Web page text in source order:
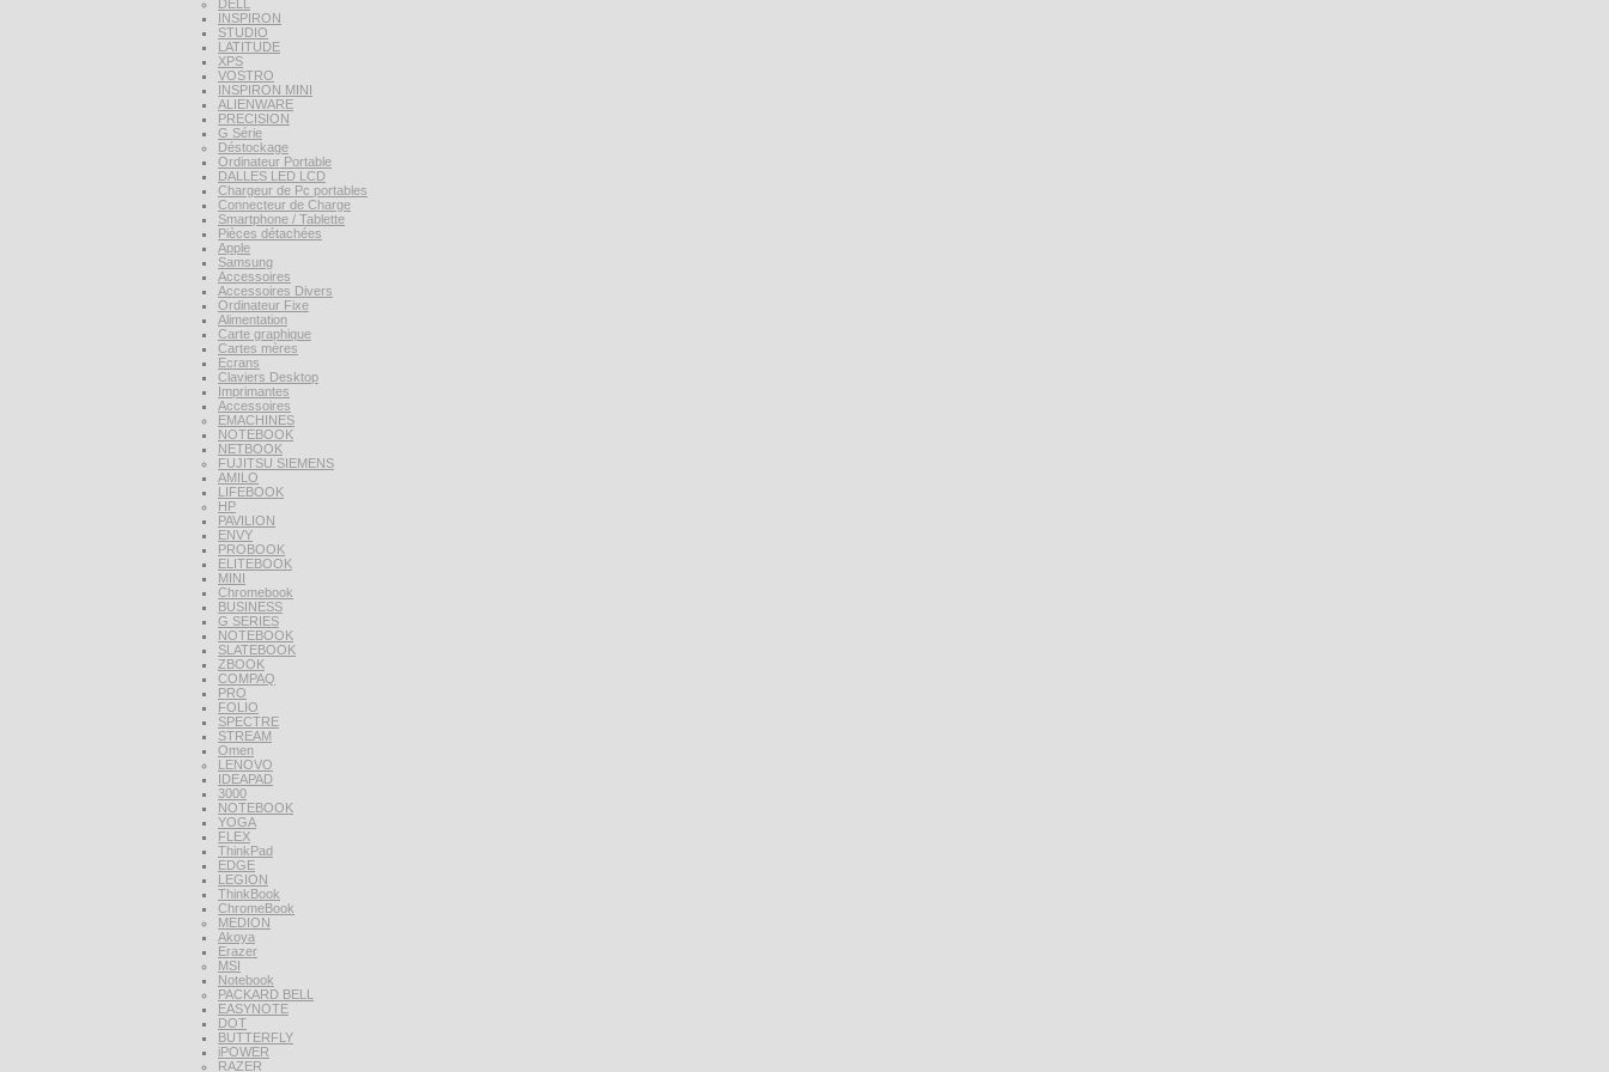
DELL
INSPIRON
STUDIO
LATITUDE
XPS
VOSTRO
INSPIRON MINI
ALIENWARE
PRECISION
G Série
Déstockage
Ordinateur Portable
DALLES LED LCD
Chargeur de Pc portables
Connecteur de Charge
Smartphone / Tablette
Pièces détachées
Apple
Samsung
Accessoires
Accessoires Divers
Ordinateur Fixe
Alimentation
Carte graphique
Cartes mères
Ecrans
Claviers Desktop
Imprimantes
Accessoires
EMACHINES
NOTEBOOK
NETBOOK
FUJITSU SIEMENS
AMILO
LIFEBOOK
HP
PAVILION
ENVY
PROBOOK
ELITEBOOK
MINI
Chromebook
BUSINESS
G SERIES
NOTEBOOK
SLATEBOOK
ZBOOK
COMPAQ
PRO
FOLIO
SPECTRE
STREAM
Omen
LENOVO
IDEAPAD
3000
NOTEBOOK
YOGA
FLEX
ThinkPad
EDGE
LEGION
ThinkBook
ChromeBook
MEDION
Akoya
Erazer
MSI
Notebook
PACKARD BELL
EASYNOTE
DOT
BUTTERFLY
iPOWER
RAZER